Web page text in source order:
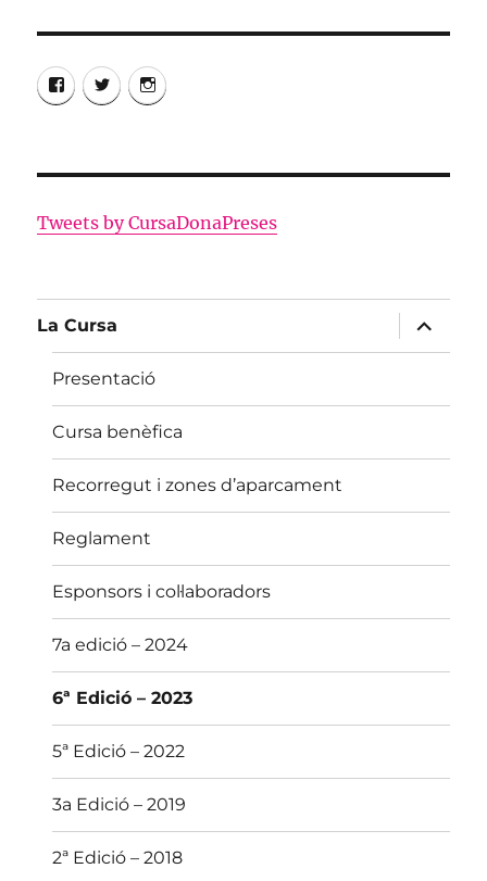
Facebook
TwitterInstagram
Tweets by CursaDonaPreses
La Cursa
amplia
el
menú
Presentació
Cursa benèfica
Recorregut i zones d’aparcament
Reglament
Esponsors i col·laboradors
7a edició – 2024
6ª Edició – 2023
5ª Edició – 2022
3a Edició – 2019
2ª Edició – 2018